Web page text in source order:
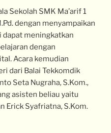
Sekolah SMK Ma’arif 1
dengan menyampaikan
dapat meningkatkan
dengan
Acara kemudian
dari Balai Tekkomdik
Seta Nugraha, S.Kom.,
asisten beliau yaitu
Erick Syafriatna, S.Kom.